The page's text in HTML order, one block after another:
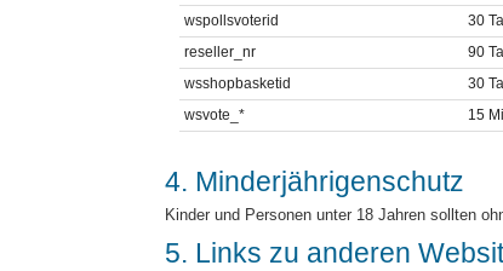
wspollsvoterid
30
reseller_nr
90
wsshopbasketid
30
wsvote_*
15
4. Minderjährigenschutz
Kinder und Personen unter 18 Jahren sollten
5. Links zu anderen